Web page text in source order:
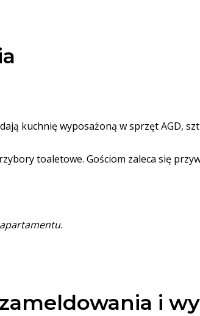
kuchnię wyposażoną w sprzęt AGD,
toaletowe. Gościom zaleca się
i